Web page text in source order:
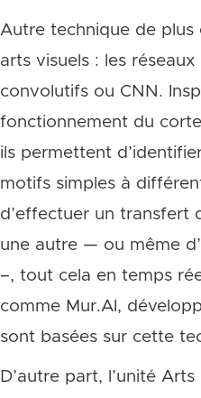
Autre technique de plus
arts visuels : les
convolutifs ou CNN.
fonctionnement du
ils permettent
motifs simples à
d’effectuer un transfert
une autre — ou même
–, tout cela en temps
comme Mur.AI,
sont basées sur cette
D’autre part, l’unité